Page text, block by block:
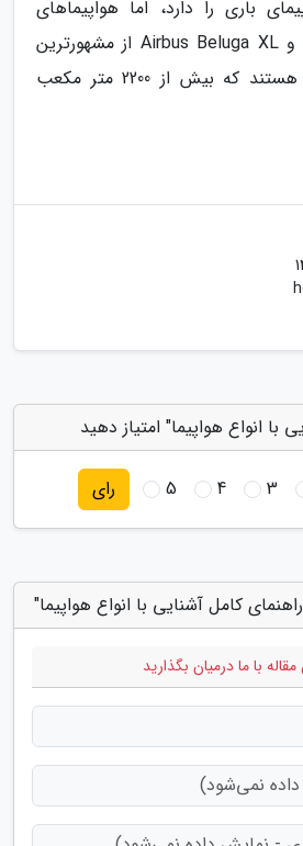
باری را دارد، اما هواپیماهای
Boeing Dreamlifter و Airbus Beluga XL از مشهورترین
انواع هواپیمای باری هستند که بیش از 2200 متر مکعب
با انواع هواپیما" امتیاز دهید
3
4
5 رای
کامل آشنایی با انواع هواپیما"
با ما درمیان بگذارید